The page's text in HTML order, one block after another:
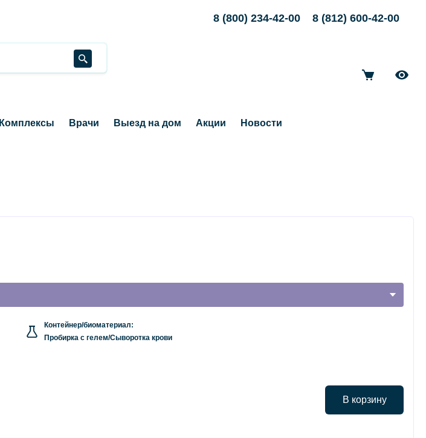
8 (800) 234-42-00 8 (812) 600-42-00
Комплексы Врачи Выезд на дом Акции Новости
Контейнер/биоматериал:
Пробирка с гелем/Сыворотка крови
В корзину